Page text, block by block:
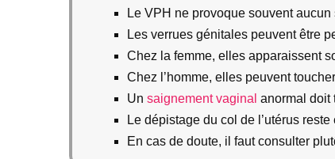
Le VPH ne provoque souvent
Les verrues génitales peuvent être
Chez la femme, elles apparaissent
Chez l’homme, elles peuvent
Un saignement vaginal anormal doit
Le dépistage du col de l’utérus
En cas de doute, il faut consulter